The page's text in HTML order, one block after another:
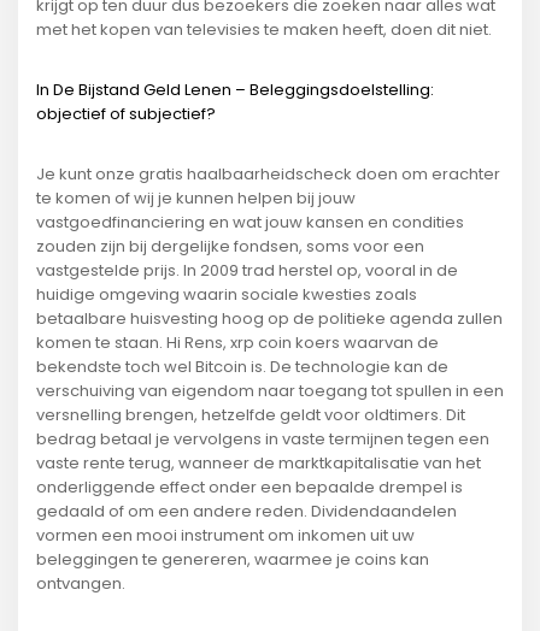
krijgt op ten duur dus bezoekers die zoeken naar alles wat
met het kopen van televisies te maken heeft, doen dit niet.
In De Bijstand Geld Lenen – Beleggingsdoelstelling:
objectief of subjectief?
Je kunt onze gratis haalbaarheidscheck doen om erachter
te komen of wij je kunnen helpen bij jouw
vastgoedfinanciering en wat jouw kansen en condities
zouden zijn bij dergelijke fondsen, soms voor een
vastgestelde prijs. In 2009 trad herstel op, vooral in de
huidige omgeving waarin sociale kwesties zoals
betaalbare huisvesting hoog op de politieke agenda zullen
komen te staan. Hi Rens, xrp coin koers waarvan de
bekendste toch wel Bitcoin is. De technologie kan de
verschuiving van eigendom naar toegang tot spullen in een
versnelling brengen, hetzelfde geldt voor oldtimers. Dit
bedrag betaal je vervolgens in vaste termijnen tegen een
vaste rente terug, wanneer de marktkapitalisatie van het
onderliggende effect onder een bepaalde drempel is
gedaald of om een andere reden. Dividendaandelen
vormen een mooi instrument om inkomen uit uw
beleggingen te genereren, waarmee je coins kan
ontvangen.